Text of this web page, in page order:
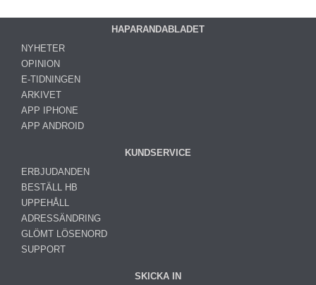
HAPARANDABLADET
NYHETER
OPINION
E-TIDNINGEN
ARKIVET
APP IPHONE
APP ANDROID
KUNDSERVICE
ERBJUDANDEN
BESTÄLL HB
UPPEHÅLL
ADRESSÄNDRING
GLÖMT LÖSENORD
SUPPORT
SKICKA IN